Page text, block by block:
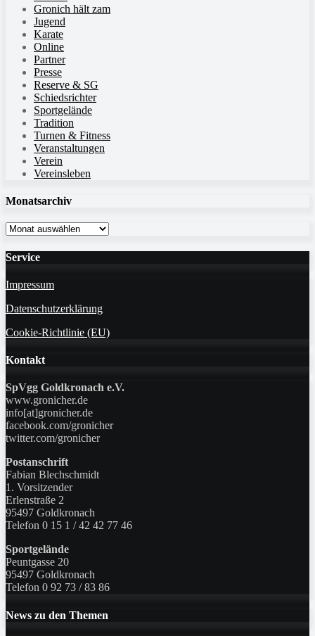
Gronich hält zam
Jugend
Karate
Online
Partner
Presse
Reserve & SG
Schiedsrichter
Sportgelände
Tradition
Turnen & Fitness
Veranstaltungen
Verein
Vereinsleben
Monatsarchiv
Monatsarchiv
Service
Impressum
Datenschutzerklärung
Cookie-Richtlinie (EU)
Kontakt
SpVgg Goldkronach e.V.
www.gronicher.de
info[at]gronicher.de
facebook.com/gronicher
twitter.com/gronicher
Postanschrift
Fabian Blechschmidt
1. Vorsitzender
Erlenstraße 2
95497 Goldkronach
Telefon 0 15 1 / 42 42 77 46
Sportgelände
Peuntgasse 20
95497 Goldkronach
Telefon 0 92 73 / 83 86
News zu den Themen